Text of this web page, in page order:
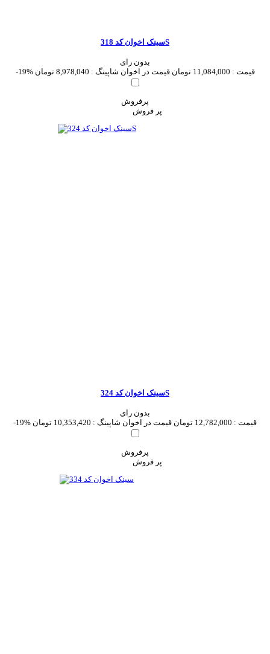
سینک اخوان کد 318S
بدون رای
-19%
قیمت : 11,084,000 تومان قیمت در اخوان شاپینگ : 8,978,040 تومان
پرفروش
سینک اخوان کد 324S
بدون رای
-19%
قیمت : 12,782,000 تومان قیمت در اخوان شاپینگ : 10,353,420 تومان
پرفروش